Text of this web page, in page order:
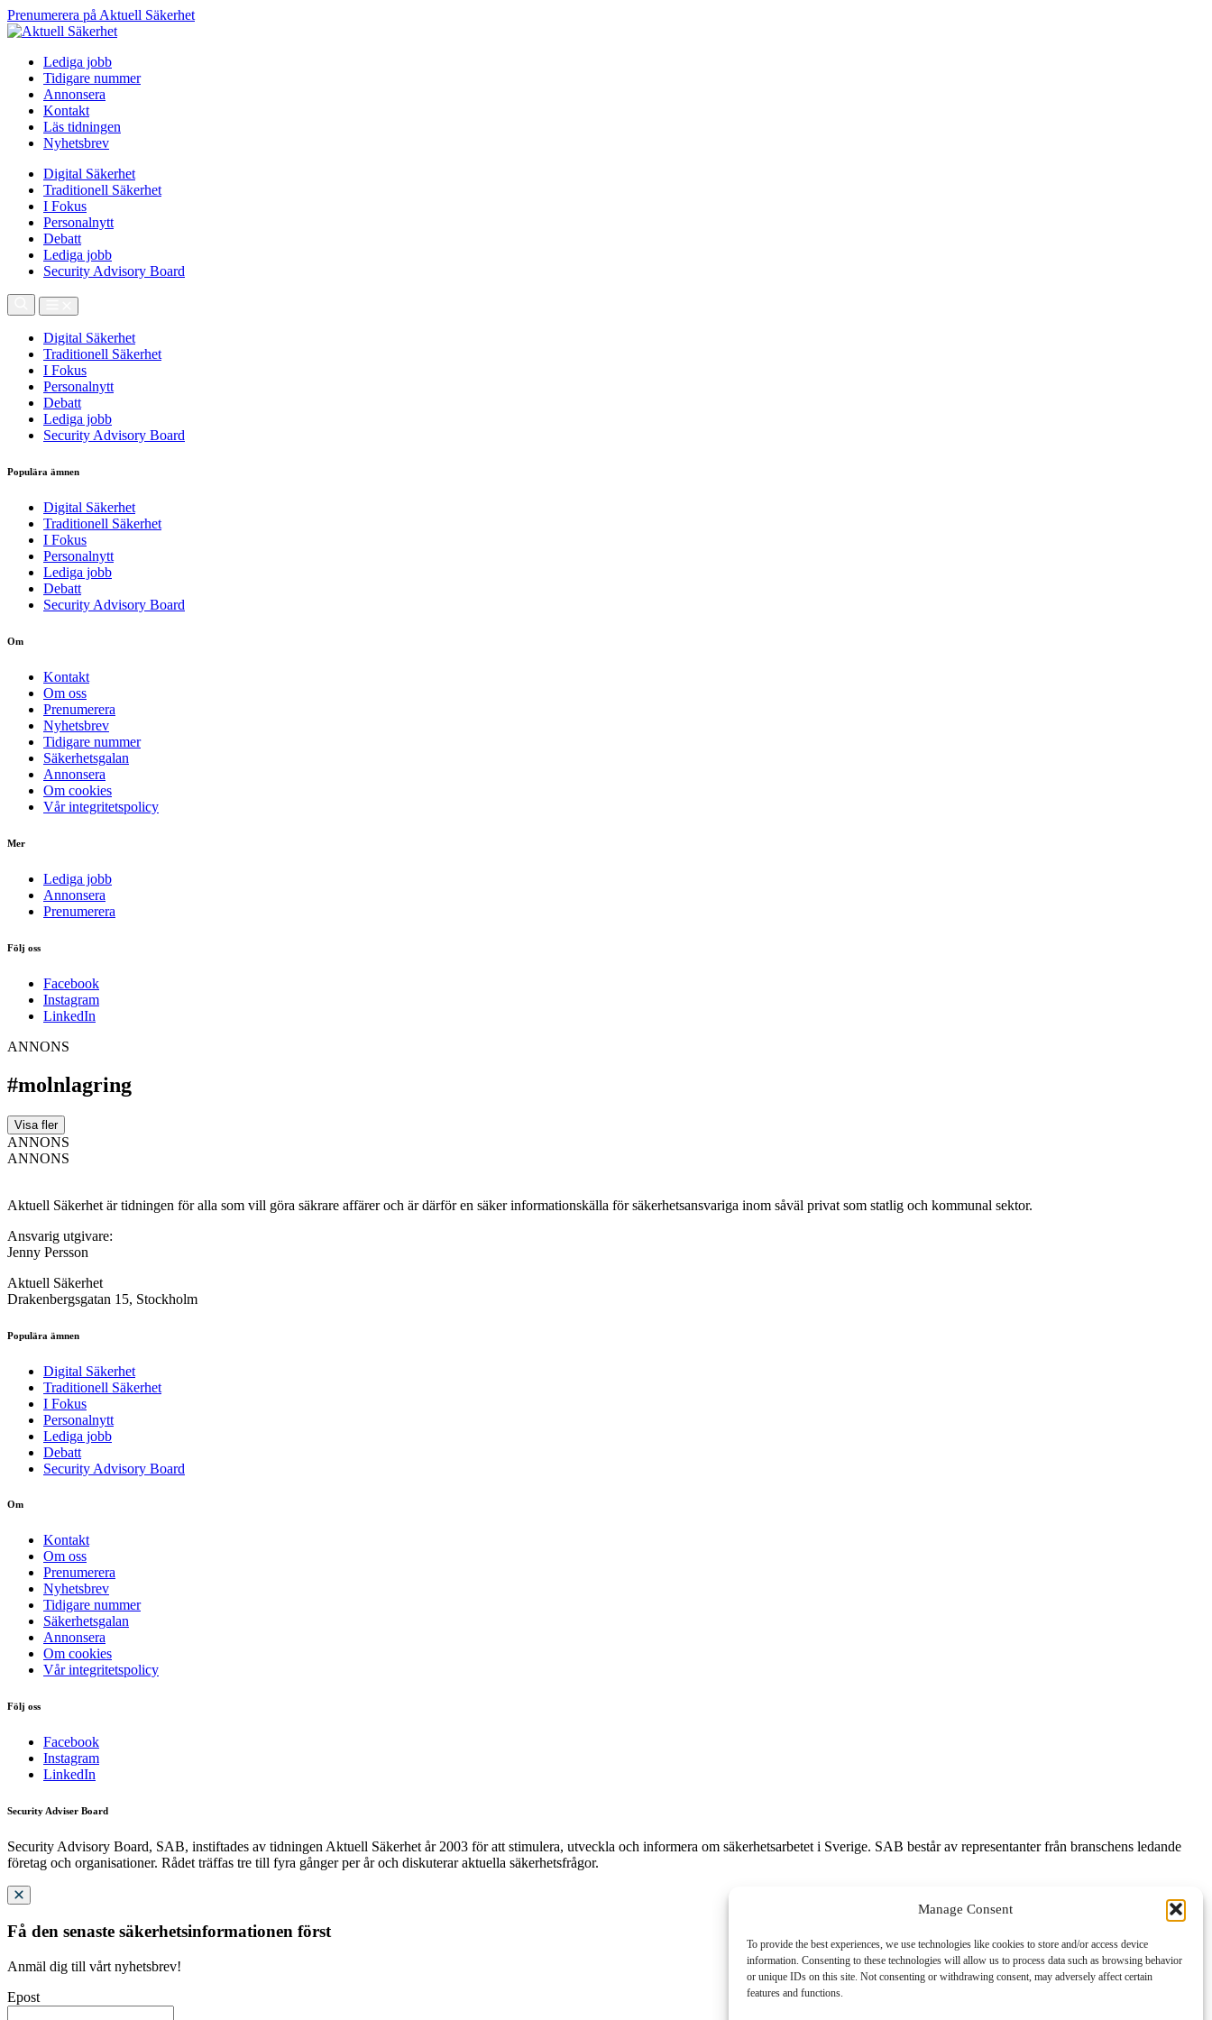
Manage Consent
To provide the best experiences, we use technologies like cookies to store and/or access device
information. Consenting to these technologies will allow us to process data such as browsing behavior
or unique IDs on this site. Not consenting or withdrawing consent, may adversely affect certain
features and functions.
Prenumerera på Aktuell Säkerhet
Lediga jobb
Tidigare nummer
Annonsera
Kontakt
Läs tidningen
Nyhetsbrev
Digital Säkerhet
Traditionell Säkerhet
I Fokus
Personalnytt
Debatt
Lediga jobb
Security Advisory Board
Digital Säkerhet
Traditionell Säkerhet
I Fokus
Personalnytt
Debatt
Lediga jobb
Security Advisory Board
Populära ämnen
Digital Säkerhet
Traditionell Säkerhet
I Fokus
Personalnytt
Lediga jobb
Debatt
Security Advisory Board
Om
Kontakt
Om oss
Prenumerera
Nyhetsbrev
Tidigare nummer
Säkerhetsgalan
Annonsera
Om cookies
Vår integritetspolicy
Mer
Lediga jobb
Annonsera
Prenumerera
Följ oss
Facebook
Instagram
LinkedIn
ANNONS
#molnlagring
Visa fler
ANNONS
ANNONS
Aktuell Säkerhet är tidningen för alla som vill göra säkrare affärer och är därför en säker informationskälla för säkerhets­ansvariga inom såväl privat som statlig och kommunal sektor.
Ansvarig utgivare:
Jenny Persson
Aktuell Säkerhet
Drakenbergsgatan 15, Stockholm
Populära ämnen
Digital Säkerhet
Traditionell Säkerhet
I Fokus
Personalnytt
Lediga jobb
Debatt
Security Advisory Board
Om
Kontakt
Om oss
Prenumerera
Nyhetsbrev
Tidigare nummer
Säkerhetsgalan
Annonsera
Om cookies
Vår integritetspolicy
Följ oss
Facebook
Instagram
LinkedIn
Security Adviser Board
Security Advisory Board, SAB, instiftades av tidningen Aktuell Säkerhet år 2003 för att stimulera, utveckla och informera om säkerhetsarbetet i Sverige. SAB består av representanter från branschens ledande
företag och organisationer. Rådet träffas tre till fyra gånger per år och diskuterar aktuella säkerhetsfrågor.
Få den senaste säkerhetsinformationen först
Anmäl dig till vårt nyhetsbrev!
Epost